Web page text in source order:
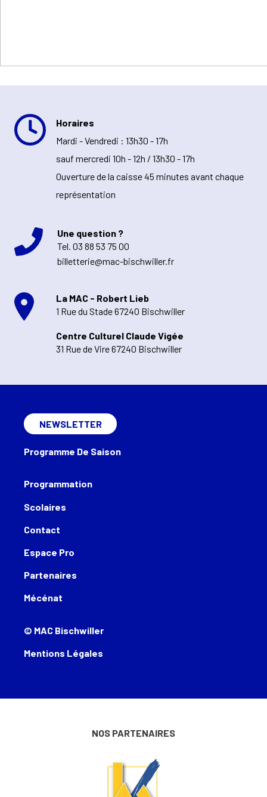
Horaires
Mardi - Vendredi : 13h30 - 17h
sauf mercredi 10h - 12h / 13h30 - 17h
Ouverture de la caisse 45 minutes avant chaque
représentation
Une question ?
Tel. 03 88 53 75 00
billetterie@mac-bischwiller.fr
La MAC - Robert Lieb
1 Rue du Stade 67240 Bischwiller
Centre Culturel Claude Vigée
31 Rue de Vire 67240 Bischwiller
Programmation
Scolaires
Contact
Espace Pro
Partenaires
Mécénat
NEWSLETTER
Programme De Saison
© MAC Bischwiller
Mentions Légales
NOS PARTENAIRES